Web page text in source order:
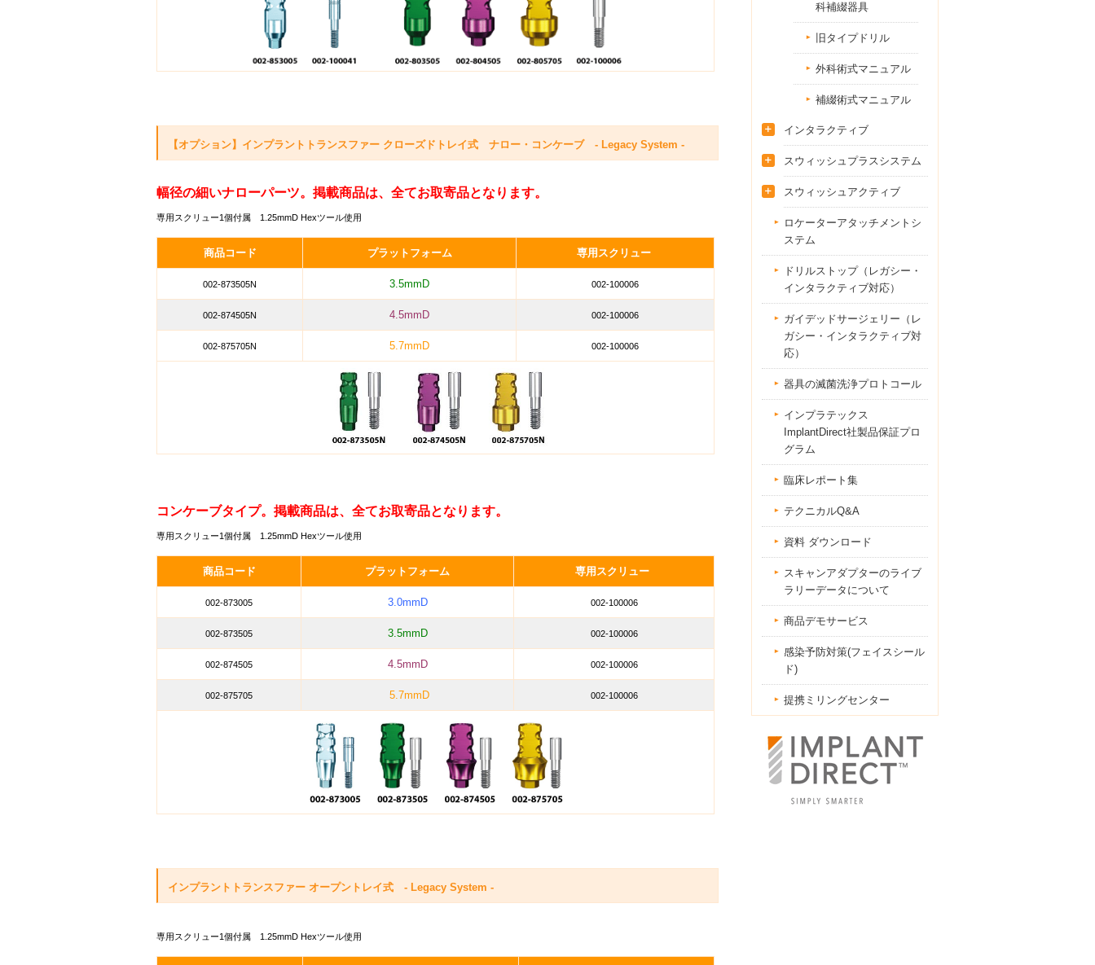
【オプション】インプラントトランスファー クローズドトレイ式 ナロー・コンケーブ - Legacy System -
幅径の細いナローパーツ。掲載商品は、全てお取寄品となります。
専用スクリュー1個付属 1.25mmD Hexツール使用
商品コード プラットフォーム 専用スクリュー
002-873505N 3.5mmD 002-100006
002-874505N 4.5mmD 002-100006
002-875705N 5.7mmD 002-100006
コンケーブタイプ。掲載商品は、全てお取寄品となります。
専用スクリュー1個付属 1.25mmD Hexツール使用
商品コード プラットフォーム 専用スクリュー
002-873005 3.0mmD 002-100006
002-873505 3.5mmD 002-100006
002-874505 4.5mmD 002-100006
002-875705 5.7mmD 002-100006
インプラントトランスファー オープントレイ式 - Legacy System -
専用スクリュー1個付属 1.25mmD Hexツール使用
科補綴器具
旧タイプドリル
外科術式マニュアル
補綴術式マニュアル
インタラクティブ
スウィッシュプラスシステム
スウィッシュアクティブ
ロケーターアタッチメントシ
ステム
ドリルストップ（レガシー・
インタラクティブ対応）
ガイデッドサージェリー（レ
ガシー・インタラクティブ対
応）
器具の滅菌洗浄プロトコール
インプラテックス
ImplantDirect社製品保証プロ
グラム
臨床レポート集
テクニカルQ&A
資料 ダウンロード
スキャンアダプターのライブ
ラリーデータについて
商品デモサービス
感染予防対策(フェイスシール
ド)
提携ミリングセンター